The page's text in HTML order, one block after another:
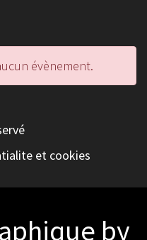
évènement.
et cookies
by